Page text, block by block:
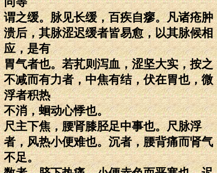
谓之缓。脉见长缓，百疾自瘳。凡诸疮肿
溃后，其脉涩迟缓者皆易愈，以其脉候相
应，是有
胃气者也。若芤则泻血，涩坚大实，按之
不减而有力者，中焦有结，伏在胃也，微
浮者积热
不消，蛔动心悸也。
尺主下焦，腰肾膝胫足中事也。尺脉浮
者，风热小便难也。沉者，腰背痛而肾气
不足。